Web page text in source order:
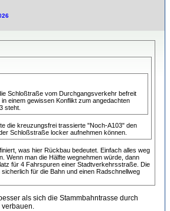
Schloßtraße vom Durchgangsverkehr befreit
einem gewissen Konflikt zum angedachten
steht.
die kreuzungsfrei trassierte "Noch-A103" den
Schloßstraße locker aufnehmen können.
was hier Rückbau bedeutet. Einfach alles weg
Wenn man die Hälfte wegnehmen würde, dann
für 4 Fahrspuren einer Stadtverkehrsstraße. Die
für die Bahn und einen Radschnellweg
als sich die Stammbahntrasse durch